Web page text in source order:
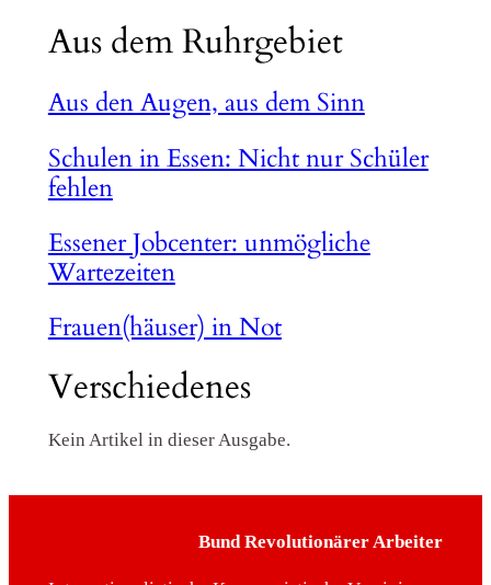
Aus dem Ruhrgebiet
Aus den Augen, aus dem Sinn
Schulen in Essen: Nicht nur Schüler
fehlen
Essener Jobcenter: unmögliche
Wartezeiten
Frauen(häuser) in Not
Verschiedenes
Kein Artikel in dieser Ausgabe.
Bund Revolutionärer Arbeiter